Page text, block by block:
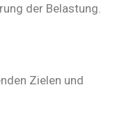
der Belastung.
Zielen und